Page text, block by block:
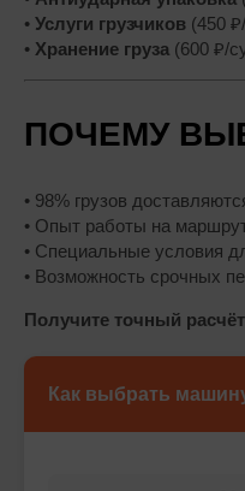
• Услуги грузчиков (450
• Хранение груза (600 ₽/
ПОЧЕМУ
• 98% грузов
• Опыт работы на
• Специальные условия
• Возможность срочных
Получите точный
Как выбрать